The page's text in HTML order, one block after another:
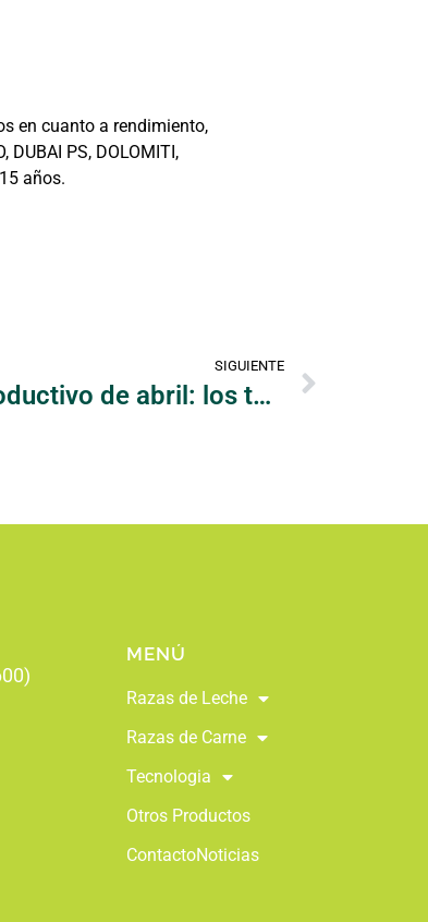
en cuanto a rendimiento,
PS, DOLOMITI,
años.
SIGUIENTE
Estimación del valor reproductivo de abril: los toros OHG muestran una gran estabilidad
MENÚ
Razas de Leche
Razas de Carne
Tecnologia
Otros Productos
ContactoNoticias